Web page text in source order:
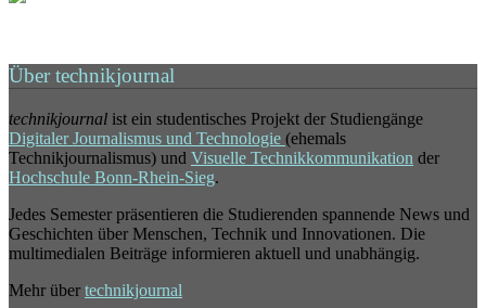
Über technikjournal
technikjournal ist ein studentisches Projekt der Studiengänge
Digitaler Journalismus und Technologie (ehemals
Technikjournalismus) und Visuelle Technikkommunikation der
Hochschule Bonn-Rhein-Sieg.
Jedes Semester präsentieren die Studierenden spannende News und
Geschichten über Menschen, Technik und Innovationen. Die
multimedialen Beiträge informieren aktuell und unabhängig.
Mehr über technikjournal